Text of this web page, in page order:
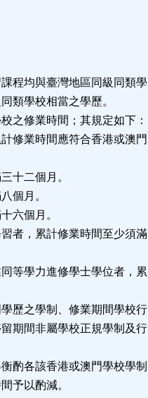
程均與臺灣地區同級同類學
類學校相當之學歷。
之修業時間；其規定如下：
修業時間應符合香港或澳門
十二個月。
個月。
六個月。
者，累計修業時間至少須滿
等學力進修學士學位者，累
歷之學制、修業期間學校行
期間非屬學校正規學制及行
酌各該香港或澳門學校學制
予以酌減。